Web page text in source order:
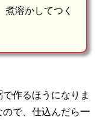
煮溶かしてつく
作るほうになりま
で、仕込んだら一